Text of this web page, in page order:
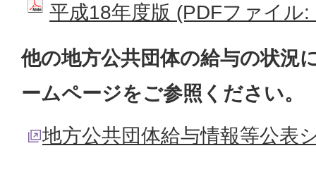
平成18年度版 (PDFファイル:
他の地方公共団体の給与の状況
ームページをご参照ください。
地方公共団体給与情報等公表